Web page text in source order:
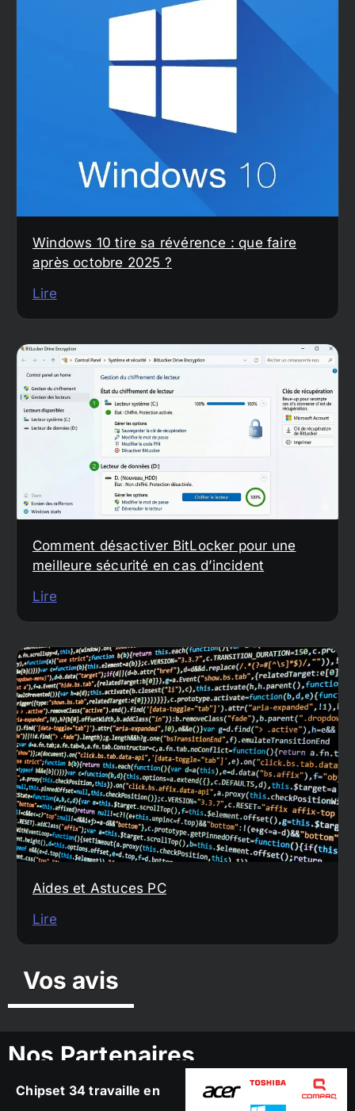
Windows 10 tire sa révérence : que faire
après octobre 2025 ?
Lire
Comment désactiver BitLocker pour une
meilleure sécurité en cas d’incident
Lire
Aides et Astuces PC
Lire
Vos avis
Nos Partenaires
Chipset 34 travaille en